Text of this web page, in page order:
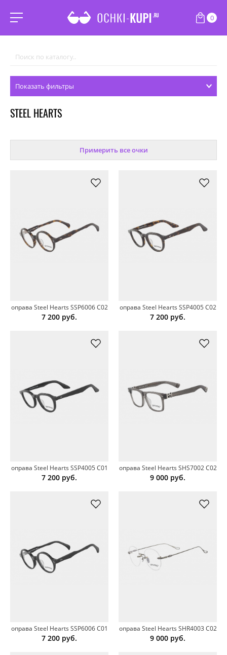
0
Показать фильтры
STEEL HEARTS
Примерить все очки
оправа Steel Hearts SSP6006 C02
7 200 руб.
оправа Steel Hearts SSP4005 C02
7 200 руб.
оправа Steel Hearts SSP4005 C01
7 200 руб.
оправа Steel Hearts SHS7002 C02
9 000 руб.
оправа Steel Hearts SSP6006 C01
7 200 руб.
оправа Steel Hearts SHR4003 C02
9 000 руб.